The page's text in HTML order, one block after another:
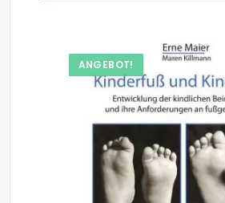
ANGEBOT!